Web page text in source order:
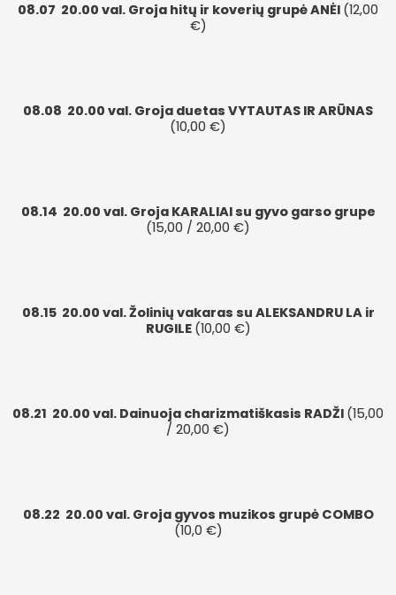
08.07 20.00 val. Groja hitų ir koverių grupė ANĖI (12,00
€)
08.08 20.00 val. Groja duetas VYTAUTAS IR ARŪNAS
(10,00 €)
08.14 20.00 val. Groja KARALIAI su gyvo garso grupe
(15,00 / 20,00 €)
08.1520.00 val. Žolinių vakaras su ALEKSANDRU LA ir
RUGILE (10,00 €)
08.21 20.00 val. Dainuoja charizmatiškasis RADŽI (15,00
/ 20,00 €)
08.22 20.00 val. Groja gyvos muzikos grupė COMBO
(10,0 €)